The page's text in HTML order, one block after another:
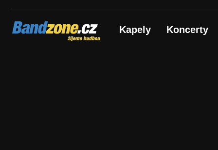
Bandzone.cz
žijeme hudbou Kapely Koncerty